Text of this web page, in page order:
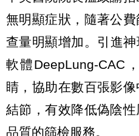
無明顯症狀，隨著公
查量明顯增加。引進
軟體DeepLung-CAC
睛，協助在數百張影
結節，有效降低偽陰
品質的篩檢服務。